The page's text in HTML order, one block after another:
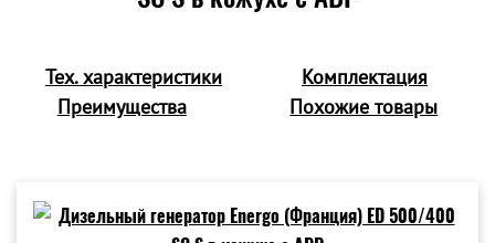
Тех. характеристики
Комплектация
Преимущества
Похожие товары